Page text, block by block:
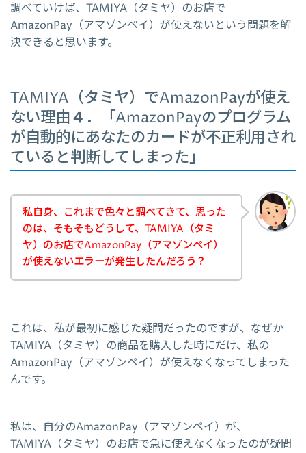
調べていけば、TAMIYA（タミヤ）のお店で
AmazonPay（アマゾンペイ）が使えないという問題を解
決できると思います。
TAMIYA（タミヤ）でAmazonPayが使え
ない理由４．「AmazonPayのプログラム
が自動的にあなたのカードが不正利用され
ていると判断してしまった」
私自身、これまで色々と調べてきて、思った
のは、そもそもどうして、TAMIYA（タミ
ヤ）のお店でAmazonPay（アマゾンペイ）
が使えないエラーが発生したんだろう？
これは、私が最初に感じた疑問だったのですが、なぜか
TAMIYA（タミヤ）の商品を購入した時にだけ、私の
AmazonPay（アマゾンペイ）が使えなくなってしまった
んです。
私は、自分のAmazonPay（アマゾンペイ）が、
TAMIYA（タミヤ）のお店で急に使えなくなったのが疑問